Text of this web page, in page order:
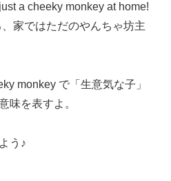
a cheeky monkey at home!
家ではただのやんちゃ坊主
monkey で「生意気な子」
味を表すよ。
う♪